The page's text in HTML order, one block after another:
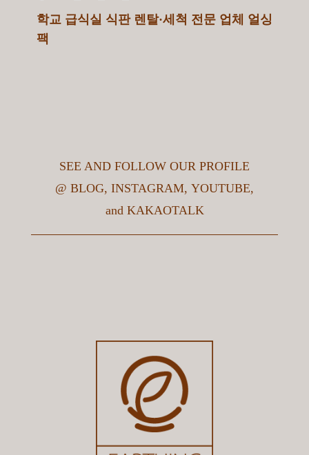
학교 급식실 식판 렌탈·세척 전문 업체 얼싱
팩
SEE AND FOLLOW OUR PROFILE
@ BLOG, INSTAGRAM, YOUTUBE,
and KAKAOTALK